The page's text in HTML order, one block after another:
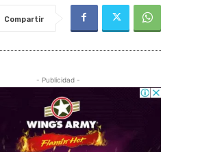
Compartir
- Publicidad -